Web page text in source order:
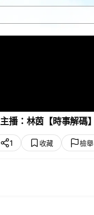
香港火災燒出2026年預言；北京擔心的是「火背後的敘事」；習近平真正危機曝光 主播：林茵【時事解碼】
1 收藏 檢舉